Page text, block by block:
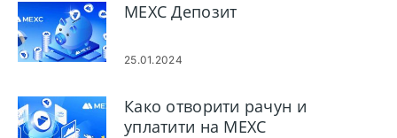
MEXC Депозит
25.01.2024
Како отворити рачун и
уплатити на MEXC